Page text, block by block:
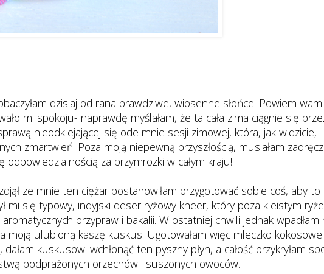
dzisiaj od rana prawdziwe, wiosenne słońce. Powiem
mi spokoju- naprawdę myślałam, że ta cała zima ciągnie się
nieodklejającej się ode mnie sesji zimowej, która, jak widzicie,
zmartwień. Poza moją niepewną przyszłością, musiałam
odpowiedzialnością za przymrozki w całym kraju!
ze mnie ten ciężar postanowiłam przygotować sobie coś, aby to
mi się typowy, indyjski deser ryżowy kheer, który poza kleistym
przypraw i bakalii. W ostatniej chwili jednak wpadłam
moją ulubioną kaszę kuskus. Ugotowałam więc mleczko
kuskusowi wchłonąć ten pyszny płyn, a całość przykryłam
podprażonych orzechów i suszonych owoców.